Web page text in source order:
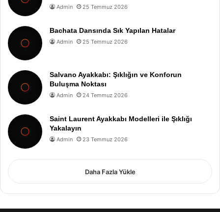
Admin 25 Temmuz 2026
Bachata Dansında Sık Yapılan Hatalar
Admin 25 Temmuz 2026
Salvano Ayakkabı: Şıklığın ve Konforun
Buluşma Noktası
Admin 24 Temmuz 2026
Saint Laurent Ayakkabı Modelleri ile Şıklığı
Yakalayın
Admin 23 Temmuz 2026
Daha Fazla Yükle